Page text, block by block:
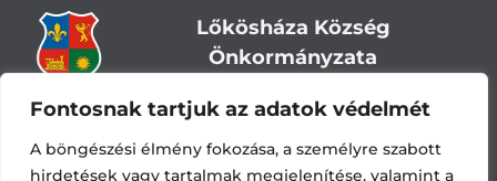
Fontosnak tartjuk az adatok védelmét
A böngészési élmény fokozása, a személyre szabott
hirdetések vagy tartalmak megjelenítése, valamint a
Lőkösháza Község
Önkormányzata
Cím:5743 Lőkösháza, Eleki út 28.
Központi telefonszám: +36 66 244-244
E-mail: titkarsag@lokoshaza.hu